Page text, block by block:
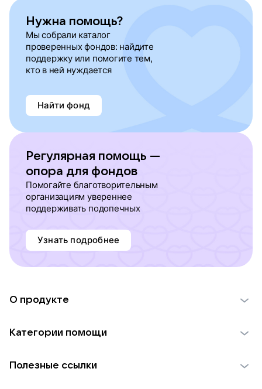
Нужна помощь?
Мы собрали каталог
проверенных фондов: найдите
поддержку или помогите тем,
кто в ней нуждается
Найти фонд
Регулярная помощь —
опора для фондов
Помогайте благотворительным
организациям увереннее
поддерживать подопечных
Узнать подробнее
О продукте
Использование материалов
Категории помощи
Полезные ссылки